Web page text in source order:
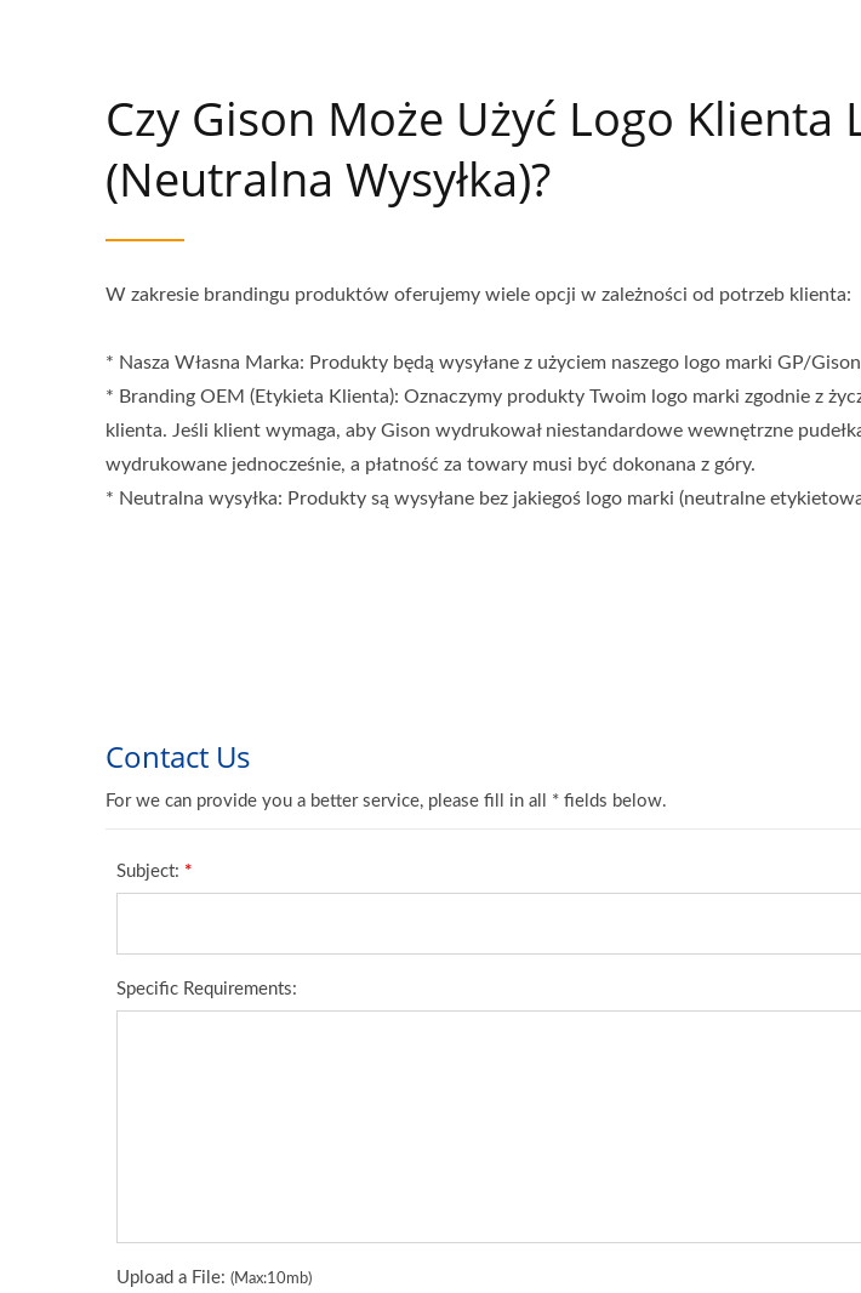
Czy Gison Może Użyć Logo Klienta
(neutralna Wysyłka)?
W zakresie brandingu produktów oferujemy wiele opcji w zależności od potrzeb klienta:
* Nasza Własna Marka: Produkty będą wysyłane z użyciem naszego logo marki GP/
* Branding OEM (Etykieta Klienta): Oznaczymy produkty Twoim logo marki zgodnie z
klienta. Jeśli klient wymaga, aby Gison wydrukował niestandardowe wewnętrzne
wydrukowane jednocześnie, a płatność za towary musi być dokonana z góry.
* Neutralna wysyłka: Produkty są wysyłane bez jakiegoś logo marki (neutralne